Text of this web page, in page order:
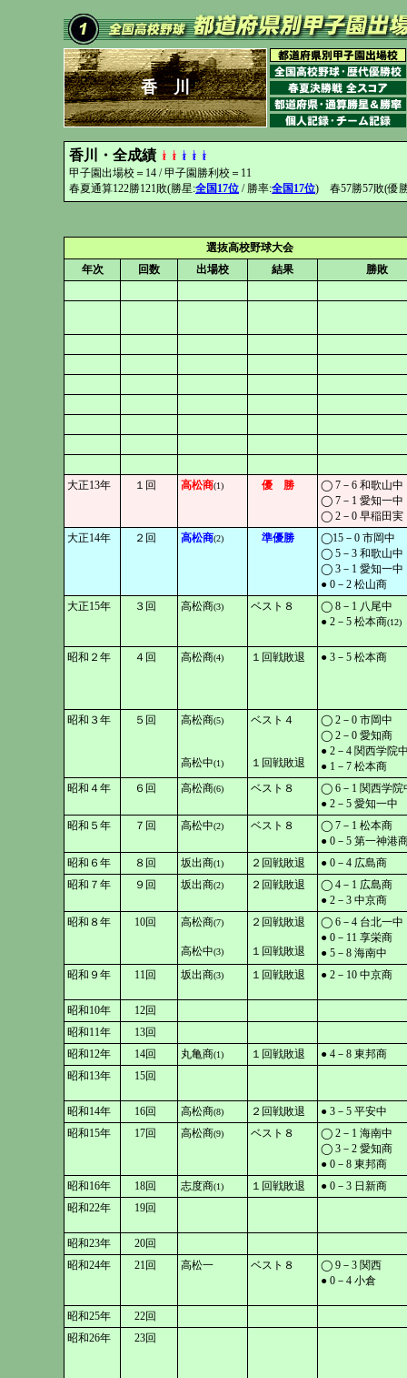
香 川
香川・全成績
甲子園出場校＝14 / 甲子園勝利校＝11
春夏通算122勝121敗(勝星:全国17位 / 勝率:全国17位) 春57勝57敗(優
選抜高校野球大会
年次
回数 出場校 結果 勝敗
大正13年 １回 高松商(1) 優 勝
◯ 7－6 和歌山中
◯ 7－1 愛知一中
◯ 2－0 早稲田実
大正14年
２回 高松商(2) 準優勝
◯15－0 市岡中
◯ 5－3 和歌山中
◯ 3－1 愛知一中
● 0－2 松山商
大正15年
３回 高松商(3) ベスト８
◯ 8－1 八尾中
● 2－5 松本商(12)
昭和２年 ４回 高松商(4) １回戦敗退 ● 3－5 松本商
昭和３年 ５回 高松商(5)
高松中(1)
ベスト４
１回戦敗退
◯ 2－0 市岡中
◯ 2－0 愛知商
● 2－4 関西学院
● 1－7 松本商
昭和４年
６回 高松商(6) ベスト８
◯ 6－1 関西学院
● 2－5 愛知一中
昭和５年
７回 高松中(2) ベスト８
◯ 7－1 松本商
● 0－5 第一神港
昭和６年
８回 坂出商(1) ２回戦敗退
● 0－4 広島商
昭和７年
９回 坂出商(2) ２回戦敗退
◯ 4－1 広島商
● 2－3 中京商
昭和８年
10回 高松商(7)
高松中(3)
２回戦敗退
１回戦敗退
◯ 6－4 台北一中
● 0－11 享栄商
● 5－8 海南中
昭和９年
11回 坂出商(3) １回戦敗退 ● 2－10 中京商
昭和10年
12回
昭和11年
13回
昭和12年
14回 丸亀商(1) １回戦敗退
● 4－8 東邦商
昭和13年
15回
昭和14年 16回 高松商(8) ２回戦敗退
● 3－5 平安中
昭和15年
17回 高松商(9) ベスト８
◯ 2－1 海南中
◯ 3－2 愛知商
● 0－8 東邦商
昭和16年
18回 志度商(1) １回戦敗退
● 0－3 日新商
昭和22年
19回
昭和23年
20回
昭和24年
21回 高松一 ベスト８
◯ 9－3 関西
● 0－4 小倉
昭和25年
22回
昭和26年
23回